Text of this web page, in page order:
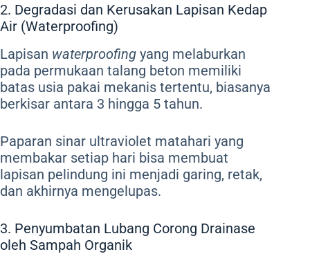
2. Degradasi dan Kerusakan Lapisan Kedap
Air (Waterproofing)
Lapisan waterproofing yang melaburkan
pada permukaan talang beton memiliki
batas usia pakai mekanis tertentu, biasanya
berkisar antara 3 hingga 5 tahun.
Paparan sinar ultraviolet matahari yang
membakar setiap hari bisa membuat
lapisan pelindung ini menjadi garing, retak,
dan akhirnya mengelupas.
3. Penyumbatan Lubang Corong Drainase
oleh Sampah Organik